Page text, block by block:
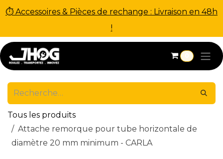
⏱ Accessoires & Pièces de rechange : Livraison en 48h
!
Se rendre au contenu
0
Tous les produits
Attache remorque pour tube horizontale de
diamètre 20 mm minimum - CARLA